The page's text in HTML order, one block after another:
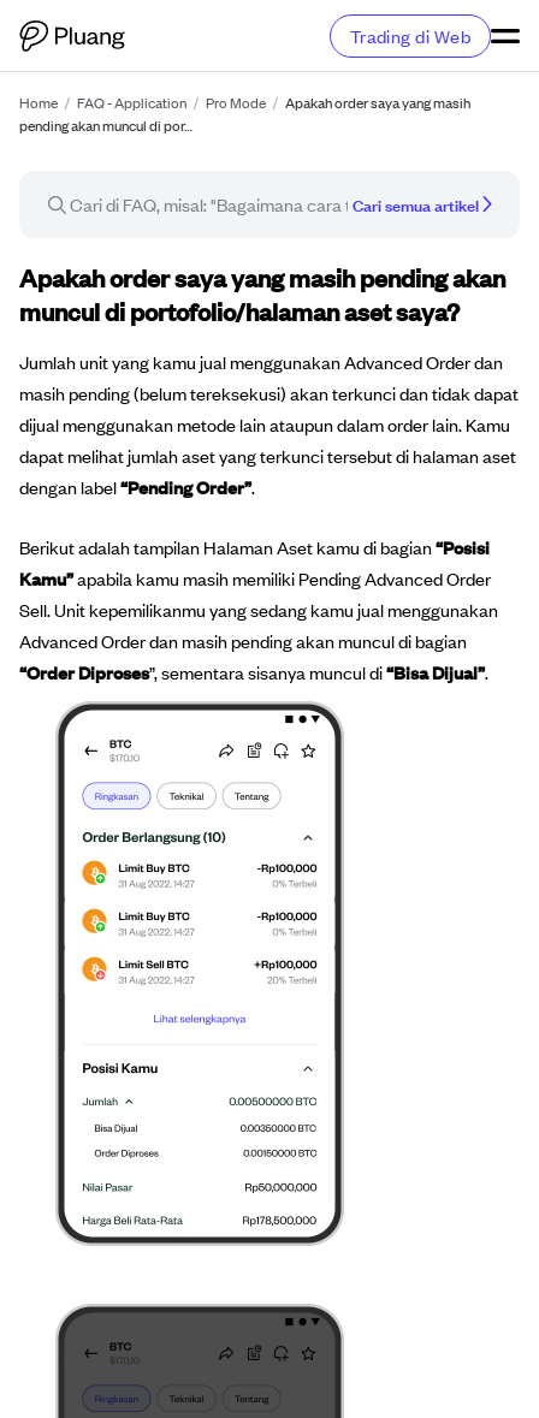
Trading di Web
Home / FAQ - Application / Pro Mode / Apakah order saya yang masih
pending akan muncul di por…
Cari semua artikel
Artikel FAQ
Apakah order saya yang masih pending akan
muncul di portofolio/halaman aset saya?
Jumlah unit yang kamu jual menggunakan Advanced Order dan
masih pending (belum tereksekusi) akan terkunci dan tidak dapat
dijual menggunakan metode lain ataupun dalam order lain. Kamu
dapat melihat jumlah aset yang terkunci tersebut di halaman aset
dengan label“Pending Order”.
Berikut adalah tampilan Halaman Aset kamu di bagian“Posisi
Kamu”apabila kamu masih memiliki Pending Advanced Order
Sell. Unit kepemilikanmu yang sedang kamu jual menggunakan
Advanced Order dan masih pending akan muncul di bagian
“Order Diproses”, sementara sisanya muncul di“Bisa Dijual”.